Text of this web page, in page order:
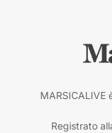
MARSICALIVE
Registrato